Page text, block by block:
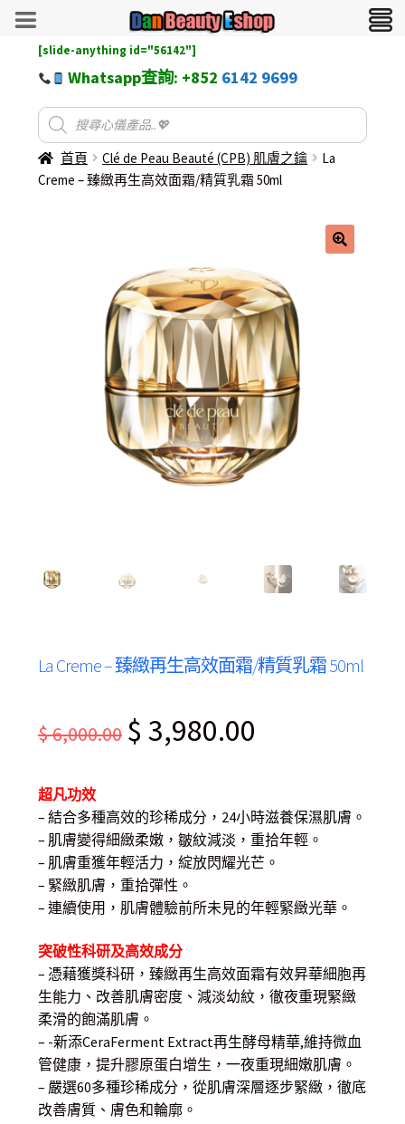
[slide-anything id="56142"]
Whatsapp查詢: +852 6142 9699
首頁 Clé de Peau Beauté (CPB) 肌膚之鑰
La
Creme – 臻緻再生高效面霜/精質乳霜 50ml
La Creme – 臻緻再生高效面霜/精質乳霜 50ml
$6,000.00 Original
price
$ 6,000.00.
$ 3,980.00
$ 3,980.00.
超凡功效
– 結合多種高效的珍稀成分，24小時滋養保濕肌膚。
– 肌膚變得細緻柔嫩，皺紋減淡，重拾年輕。
– 肌膚重獲年輕活力，綻放閃耀光芒。
– 緊緻肌膚，重拾彈性。
– 連續使用，肌膚體驗前所未見的年輕緊緻光華。
突破性科研及高效成分
– 憑藉獲獎科研，臻緻再生高效面霜有效昇華細胞再
生能力、改善肌膚密度、減淡幼紋，徹夜重現緊緻
柔滑的飽滿肌膚。
– -新添CeraFerment Extract再生酵母精華,維持微血
管健康，提升膠原蛋白增生，一夜重現細嫩肌膚。
– 嚴選60多種珍稀成分，從肌膚深層逐步緊緻，徹底
改善膚質、膚色和輪廓。